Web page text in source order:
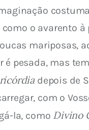
o avarento à
mariposas,
é pesada, mas
depois de
com o
la, como Divino